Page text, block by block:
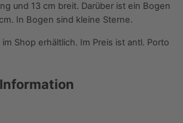
und 13 cm breit. Darüber ist ein Bogen
In Bogen sind kleine Sterne.
Shop erhältlich. Im Preis ist antl. Porto